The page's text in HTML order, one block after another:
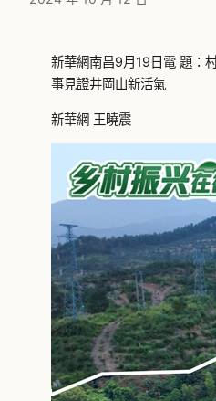
新華網南昌9月19日電 題：
事見證井岡山新活氣
新華網 王曉震